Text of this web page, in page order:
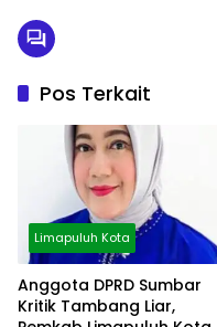
Pos Terkait
Limapuluh Kota
Anggota DPRD Sumbar
Kritik Tambang Liar,